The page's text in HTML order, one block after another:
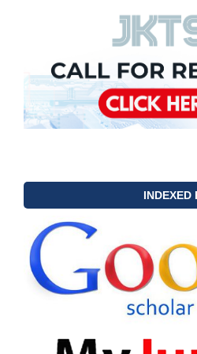
INDEXED